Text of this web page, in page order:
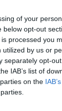
of your
below opt-out
processed you
by us or
separately opt-
IAB’s list of
on the
anul care
salată sau